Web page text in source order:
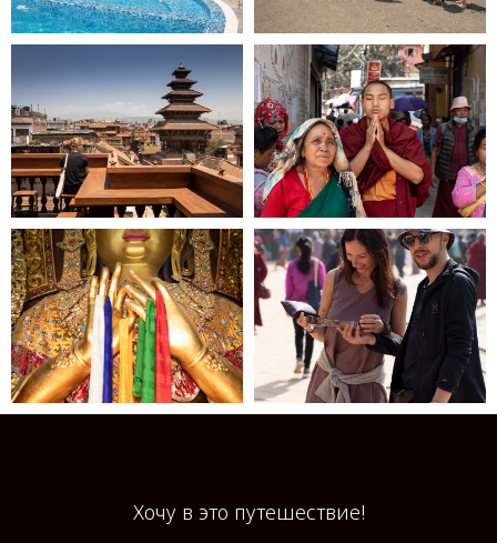
Хочу в это путешествие!